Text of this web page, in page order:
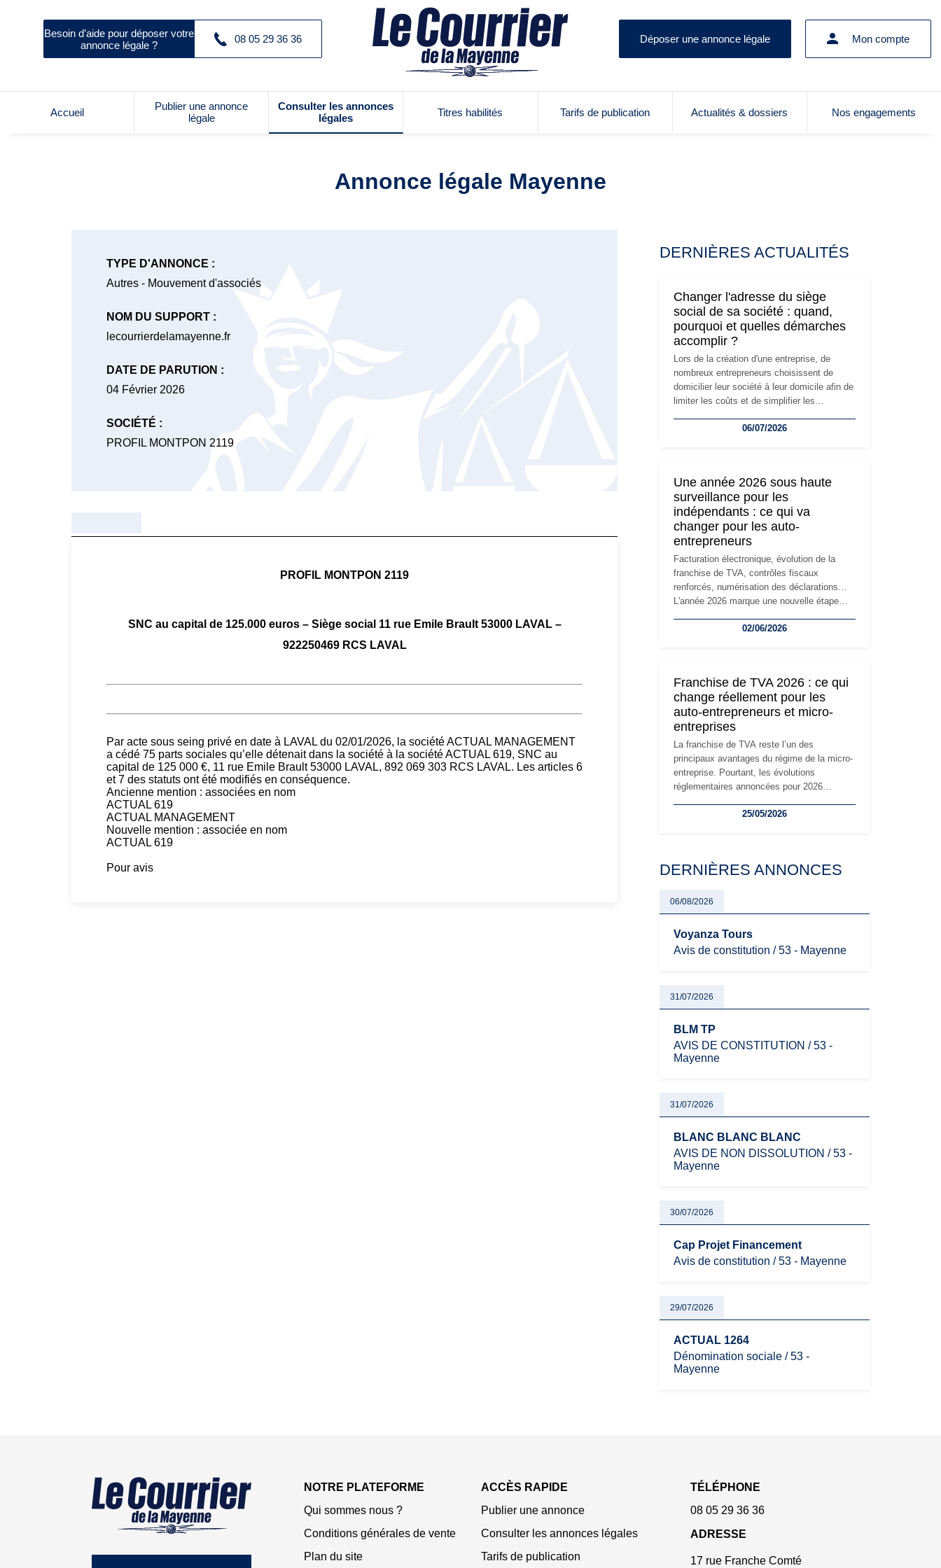
Besoin d’aide pour déposer votre
annonce légale ?
08 05 29 36 36 Déposer une annonce légale Mon compte
Accueil
Publier une annonce
légale
Consulter les annonces
légales
Titres habilités Tarifs de publication Actualités & dossiers Nos engagements
Annonce légale Mayenne
TYPE D'ANNONCE :
Autres - Mouvement d'associés
NOM DU SUPPORT :
lecourrierdelamayenne.fr
DATE DE PARUTION :
04 Février 2026
SOCIÉTÉ :
PROFIL MONTPON 2119
PROFIL MONTPON 2119
SNC au capital de 125.000 euros – Siège social 11 rue Emile Brault 53000 LAVAL –
922250469 RCS LAVAL
Par acte sous seing privé en date à LAVAL du 02/01/2026, la société ACTUAL MANAGEMENT
a cédé 75 parts sociales qu’elle détenait dans la société à la société ACTUAL 619, SNC au
capital de 125 000 €, 11 rue Emile Brault 53000 LAVAL, 892 069 303 RCS LAVAL. Les articles 6
et 7 des statuts ont été modifiés en conséquence.
Ancienne mention : associées en nom
ACTUAL 619
ACTUAL MANAGEMENT
Nouvelle mention : associée en nom
ACTUAL 619
Pour avis
DERNIÈRES ACTUALITÉS
Changer l'adresse du siège
social de sa société : quand,
pourquoi et quelles démarches
accomplir ?
Lors de la création d'une entreprise, de
nombreux entrepreneurs choisissent de
domicilier leur société à leur domicile afin de
limiter les coûts et de simplifier les
l'activité, cette solution peut rapidement
siège social répond souvent à une nouvelle
étape de la vie de l'entreprise et implique
plusieurs formalités obligatoires.
06/07/2026
Une année 2026 sous haute
surveillance pour les
indépendants : ce qui va
changer pour les auto-
entrepreneurs
Facturation électronique, évolution de la
franchise de TVA, contrôles fiscaux
renforcés, numérisation des déclarations…
L'année 2026 marque une nouvelle étape
travailleurs indépendants. Si le régime de la
réglementaire plus exigeant. Décryptage des
principaux changements et des précautions
à prendre pour éviter les mauvaises
surprises.
02/06/2026
Franchise de TVA 2026 : ce qui
change réellement pour les
auto-entrepreneurs et micro-
entreprises
La franchise de TVA reste l’un des
principaux avantages du régime de la micro-
entreprise. Pourtant, les évolutions
réglementaires annoncées pour 2026
les auto-entrepreneurs, artisans et
évoluent dans un contexte de contrôle
oblige les indépendants à rester
particulièrement vigilants.
25/05/2026
DERNIÈRES ANNONCES
06/08/2026
Voyanza Tours
Avis de constitution / 53 - Mayenne
31/07/2026
BLM TP
AVIS DE CONSTITUTION / 53 -
Mayenne
31/07/2026
BLANC BLANC BLANC
AVIS DE NON DISSOLUTION / 53 -
Mayenne
30/07/2026
Cap Projet Financement
Avis de constitution / 53 - Mayenne
29/07/2026
ACTUAL 1264
Dénomination sociale / 53 -
Mayenne
NOTRE PLATEFORME
Qui sommes nous ?
Conditions générales de vente
Plan du site
ACCÈS RAPIDE
Publier une annonce
Consulter les annonces légales
Tarifs de publication
TÉLÉPHONE
08 05 29 36 36
ADRESSE
17 rue Franche Comté